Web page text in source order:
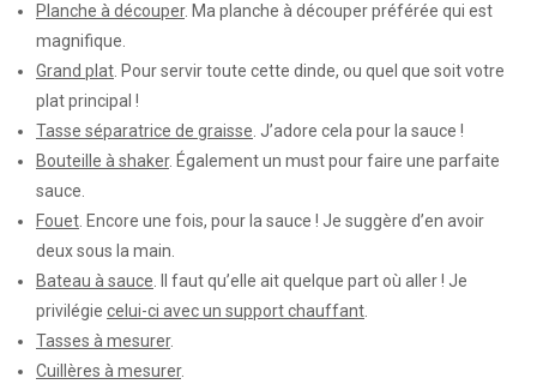
Planche à découper. Ma planche à découper préférée qui est
magnifique.
Grand plat. Pour servir toute cette dinde, ou quel que soit votre
plat principal !
Tasse séparatrice de graisse. J’adore cela pour la sauce !
Bouteille à shaker. Également un must pour faire une parfaite
sauce.
Fouet. Encore une fois, pour la sauce ! Je suggère d’en avoir
deux sous la main.
Bateau à sauce. Il faut qu’elle ait quelque part où aller ! Je
privilégie celui-ci avec un support chauffant.
Tasses à mesurer.
Cuillères à mesurer.